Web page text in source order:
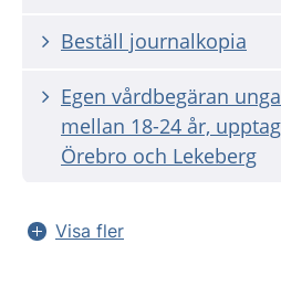
Beställ journalkopia
Egen vårdbegäran
mellan 18-24 år,
Örebro och Lekeberg
Visa fler